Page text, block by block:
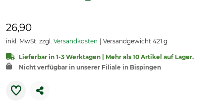
26,90
inkl. MwSt. zzgl. Versandkosten Versandgewicht 421 g
Lieferbar in 1-3 Werktagen | Mehr als 10 Artikel auf Lager.
Nicht verfügbar in unserer Filiale in Bispingen